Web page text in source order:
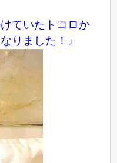
ていたトコロか
りました！』